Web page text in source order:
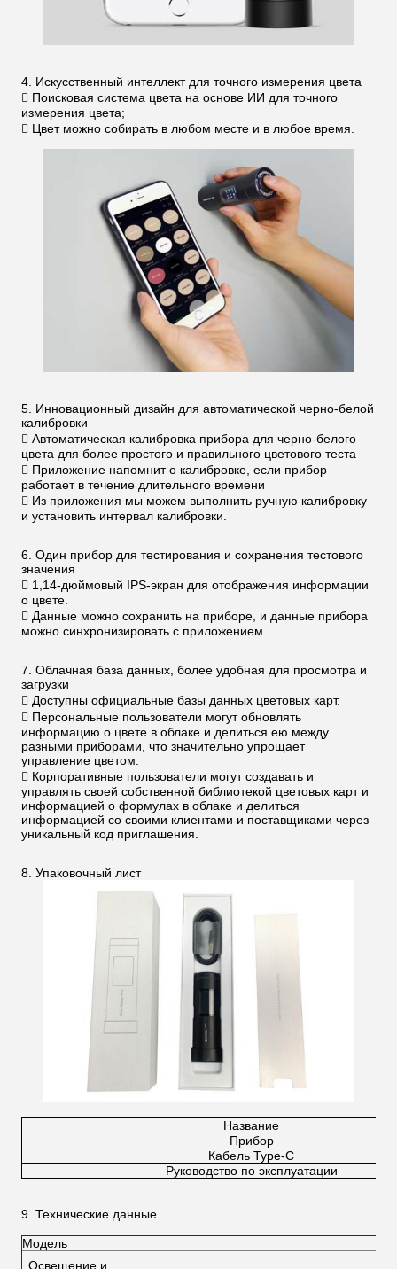
4. Искусственный интеллект для точного измерения цвета
 Поисковая система цвета на основе ИИ для точного
измерения цвета;
 Цвет можно собирать в любом месте и в любое время.
5. Инновационный дизайн для автоматической черно-белой
калибровки
 Автоматическая калибровка прибора для черно-белого
цвета для более простого и правильного цветового теста
 Приложение напомнит о калибровке, если прибор
работает в течение длительного времени
 Из приложения мы можем выполнить ручную калибровку
и установить интервал калибровки.
6. Один прибор для тестирования и сохранения тестового
значения
 1,14-дюймовый IPS-экран для отображения информации
о цвете.
 Данные можно сохранить на приборе, и данные прибора
можно синхронизировать с приложением.
7. Облачная база данных, более удобная для просмотра и
загрузки
 Доступны официальные базы данных цветовых карт.
 Персональные пользователи могут обновлять
информацию о цвете в облаке и делиться ею между
разными приборами, что значительно упрощает
управление цветом.
 Корпоративные пользователи могут создавать и
управлять своей собственной библиотекой цветовых карт и
информацией о формулах в облаке и делиться
информацией со своими клиентами и поставщиками через
уникальный код приглашения.
8. Упаковочный лист
Название
Прибор
Кабель Type-C
Руководство по эксплуатации
9. Технические данные
Модель
Освещение и